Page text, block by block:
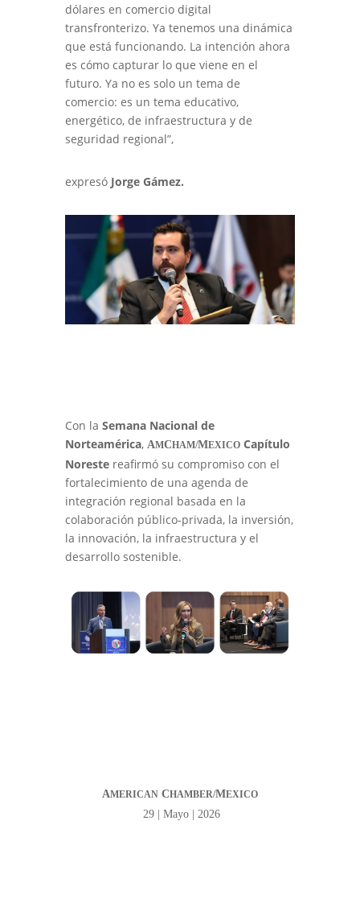
dólares en comercio digital
transfronterizo. Ya tenemos una dinámica
que está funcionando. La intención ahora
es cómo capturar lo que viene en el
futuro. Ya no es solo un tema de
comercio: es un tema educativo,
energético, de infraestructura y de
seguridad regional”,
expresó Jorge Gámez.
Con la Semana Nacional de
Norteamérica, AMCHAM/MEXICO Capítulo
Norestereafirmó su compromiso con el
fortalecimiento de una agenda de
integración regional basada en la
colaboración público-privada, la inversión,
la innovación, la infraestructura y el
desarrollo sostenible.
AMERICANCHAMBER/MEXICO
29 | Mayo | 2026